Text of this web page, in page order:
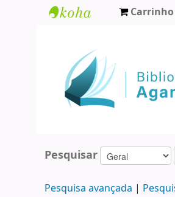
Agamenon
Magalhães
Carrinho
Pesquisar
Pesquisa avançada